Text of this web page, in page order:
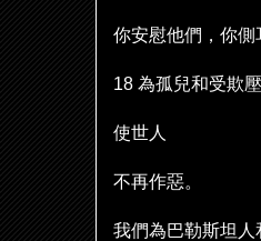
你安慰他們，你側
18 為孤兒和受欺
使世人
不再作惡。
我們為巴勒斯坦